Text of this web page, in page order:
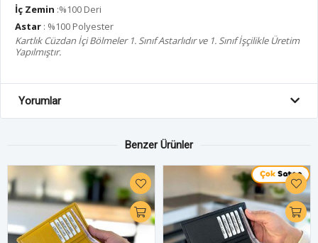
İç Zemin :%100 Deri
Astar : %100 Polyester
Kartlık Cüzdan İçi Bölmeler 1. Sınıf Astarlıdır ve 1. Sınıf İşçilikle Üretim
Yapılmıştır.
Yorumlar
Benzer Ürünler